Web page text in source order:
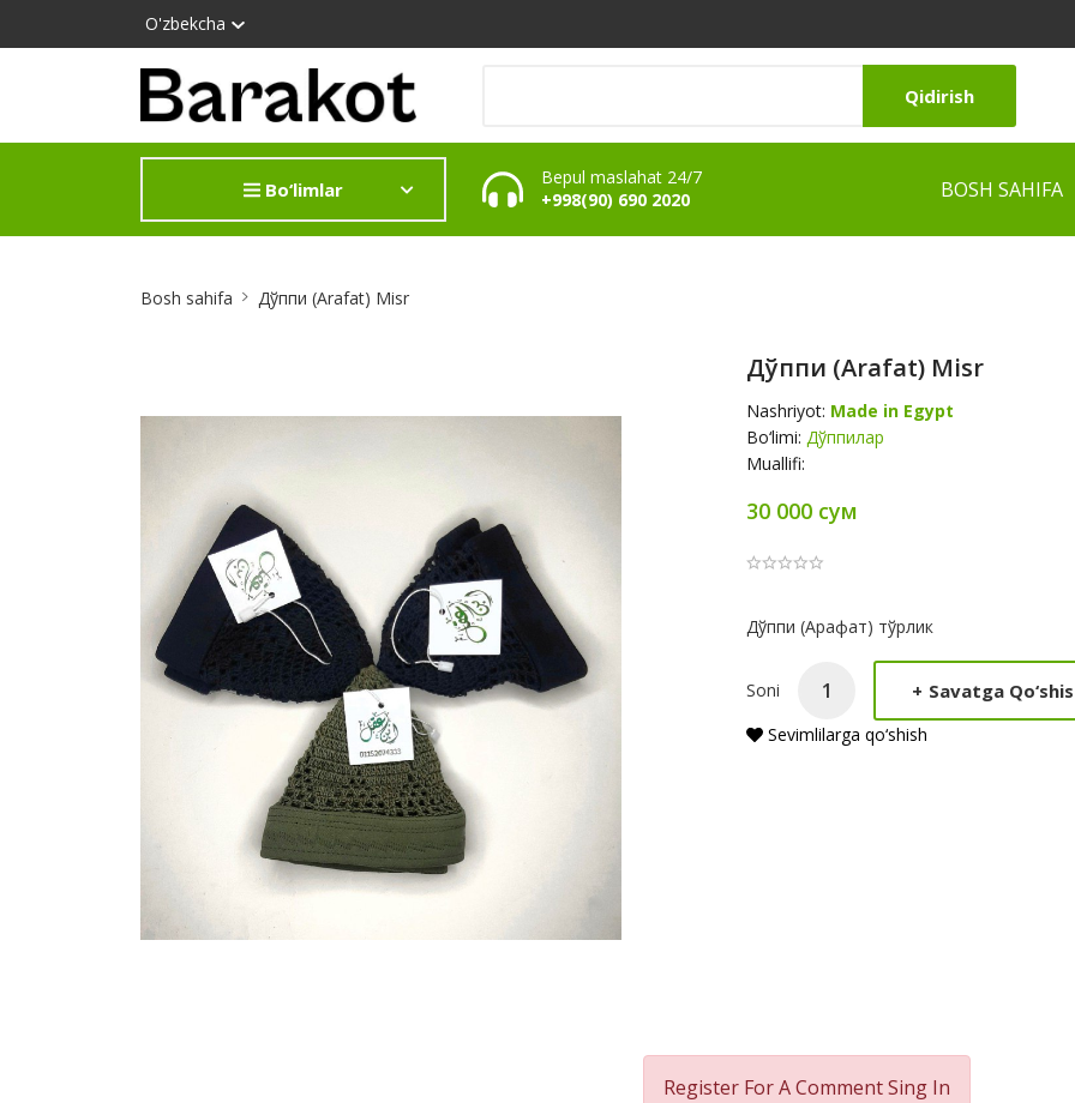
O'zbekcha
Qidirish
Bo‘limlar
Bepul maslahat 24/7
+998(90) 690 2020
BOSH SAHIFA
Bosh sahifa Дўппи (Arafat) Misr
Дўппи (Arafat) Misr
Nashriyot: Made in Egypt
Bo‘limi: Дўппилар
Muallifi:
30 000 сум
Product
Дўппи (Арафат) тўрлик
Soni + Savatga
Sevimlilarga qo‘shish
Register For A CommentSing In